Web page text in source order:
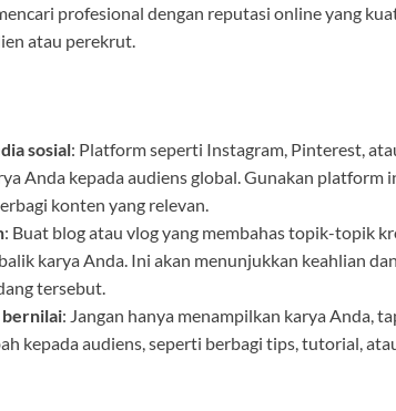
profesional dengan reputasi online yang
atau perekrut.
sosial: Platform seperti Instagram, Pinterest,
Anda kepada audiens global. Gunakan platform
konten yang relevan.
: Buat blog atau vlog yang membahas topik-topik
karya Anda. Ini akan menunjukkan keahlian
tersebut.
bernilai: Jangan hanya menampilkan karya Anda,
kepada audiens, seperti berbagi tips, tutorial,